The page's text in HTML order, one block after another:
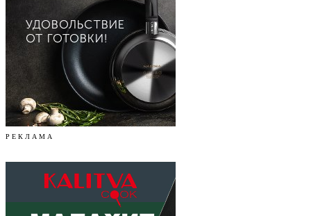
Р Е К Л А М А